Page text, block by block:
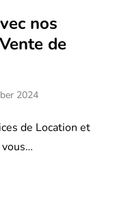
nos
de
2024
de Location et